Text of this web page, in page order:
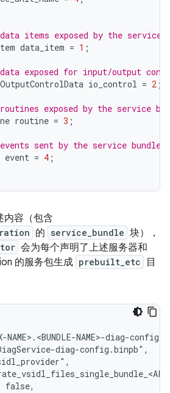
items exposed by the service
data_item = 1 ;
exposed for input/output
io_control = 2 ;
exposed by the service
routine = 3 ;
sent by the service bundle.
event = 4 ;
内容（包含
的 service_bundle 块），
会为每个声明了上述服务器和
的服务包生成 prebuilt_etc
目
NAME>.<BUNDLE-NAME>-diag-
diag-config.binpb",
false,